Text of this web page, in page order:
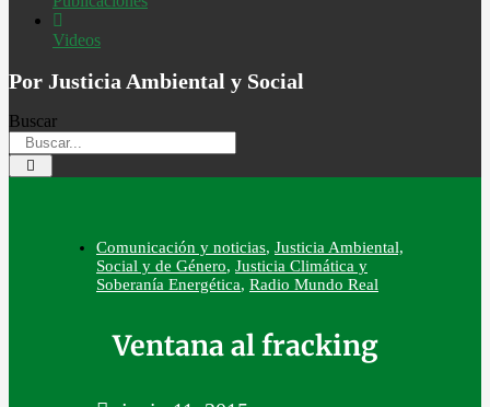
Videos
Por Justicia Ambiental y Social
Buscar
Comunicación y noticias, Justicia Ambiental,
Social y de Género, Justicia Climática y
Soberanía Energética, Radio Mundo Real
Ventana al fracking